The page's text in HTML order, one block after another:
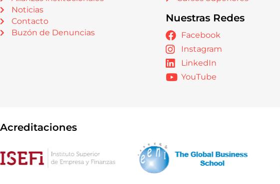
Noticias
Contacto
Buzón de Denuncias
Nuestras Redes
Facebook
Instagram
LinkedIn
YouTube
Acreditaciones